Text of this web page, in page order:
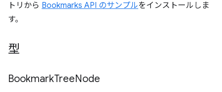
トリから Bookmarks API のサンプルをインストールしま
す。
型
BookmarkTreeNode